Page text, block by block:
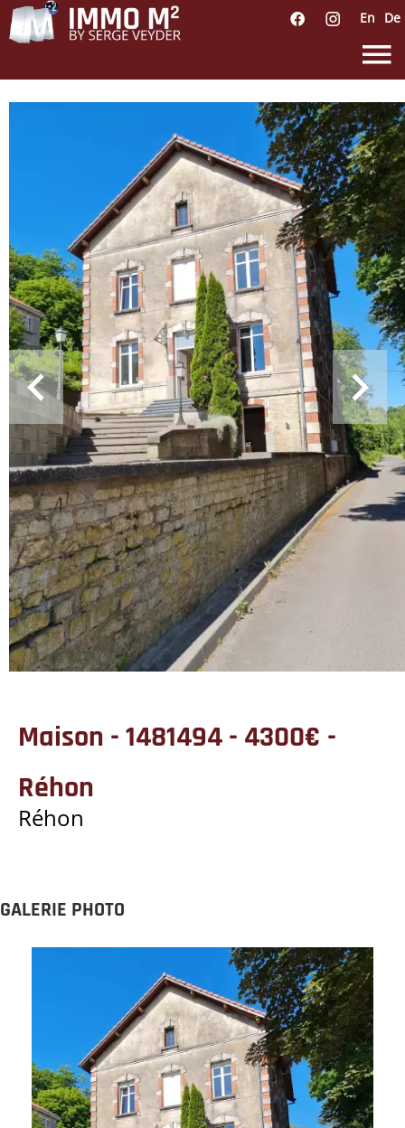
En De
Maison - 1481494 - 4300€ -
Réhon
Réhon
GALERIE PHOTO